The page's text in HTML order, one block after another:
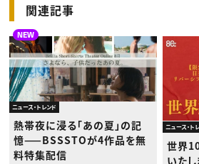
関連記事
NEW
ニュース・トレンド
熱帯夜に浸る「あの夏」の記
憶——BSSSTOが4作品を無
料特集配信
ニュース・ト
世界
いたし